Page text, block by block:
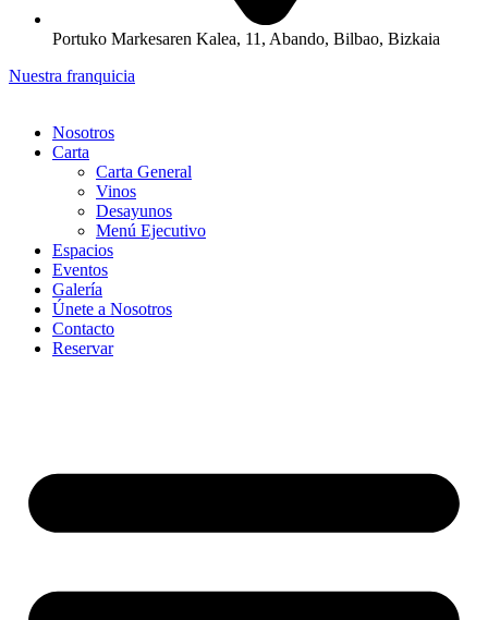
Portuko Markesaren Kalea, 11, Abando, Bilbao, Bizkaia
Nuestra franquicia
Nosotros
Carta
Carta General
Vinos
Desayunos
Menú Ejecutivo
Espacios
Eventos
Galería
Únete a Nosotros
Contacto
Reservar